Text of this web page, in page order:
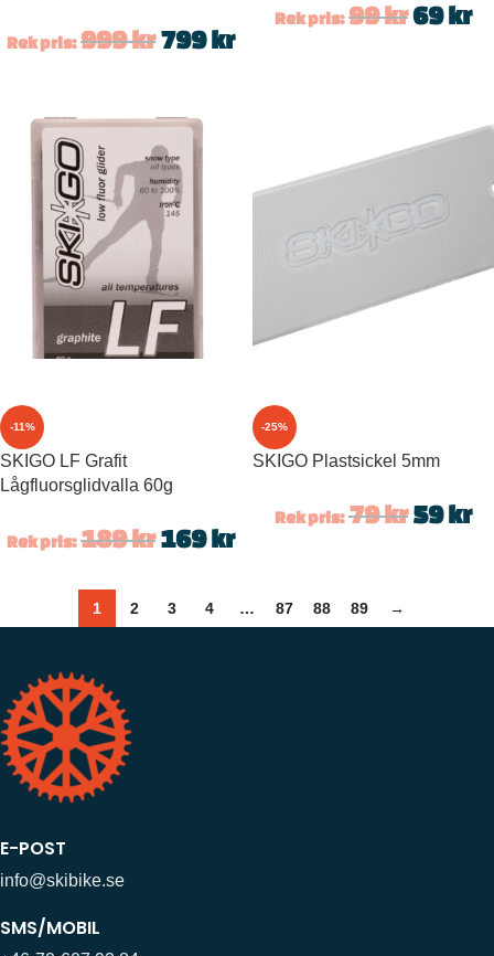
Rek pris: 999kr 799kr
Rek pris: 99kr69kr
-11%
SKIGO LF Grafit
Lågfluorsglidvalla 60g
Rek pris: 189kr 169kr
-25%
SKIGO Plastsickel 5mm
Rek pris: 79kr 59kr
1 2 3 4 … 87 88 89 →
E-POST
info@skibike.se
SMS/MOBIL